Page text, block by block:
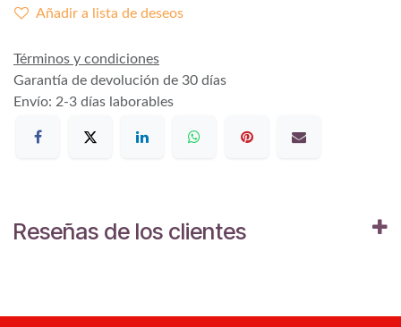
Añadir a lista de deseos
Términos y condiciones
Garantía de devolución de 30 días
Envío: 2-3 días laborables
Reseñas de los clientes